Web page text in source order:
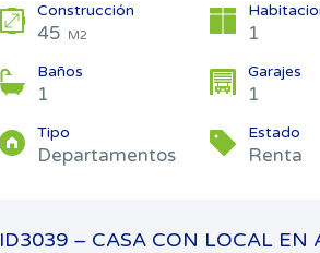
Construcción
45 M2 1
Baños
1
Garajes
1
Tipo
Departamentos
Estado
Renta
ID3039 – CASA CON LOCAL EN